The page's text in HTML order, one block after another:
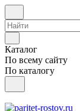
Каталог
По всему сайту
По каталогу